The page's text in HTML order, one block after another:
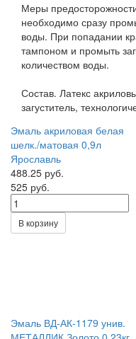
Меры
необходимо сразу
воды. При попадании
тампоном и промыть
количеством воды.
Состав. Латекс
загуститель,
Эмаль акриловая белая
шелк./матовая 0,9л
Ярославль
488.25 руб.
525 руб.
В корзину
Эмаль ВД-АК-1179 унив.